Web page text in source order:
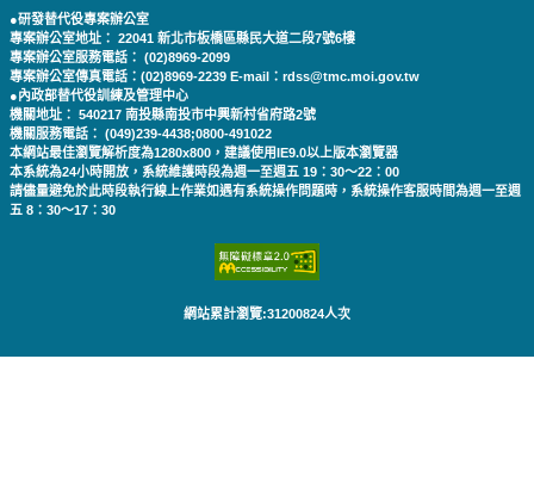
●研發替代役專案辦公室
專案辦公室地址： 22041 新北市板橋區縣民大道二段7號6樓
專案辦公室服務電話： (02)8969-2099
專案辦公室傳真電話：(02)8969-2239 E-mail：rdss@tmc.moi.gov.tw
●內政部替代役訓練及管理中心
機關地址： 540217 南投縣南投市中興新村省府路2號
機關服務電話： (049)239-4438;0800-491022
本網站最佳瀏覽解析度為1280x800，建議使用IE9.0以上版本瀏覽器
本系統為24小時開放，系統維護時段為週一至週五 19：30～22：00
請儘量避免於此時段執行線上作業如遇有系統操作問題時，系統操作客服時間為週一至週
五 8：30～17：30
網站累計瀏覽:31200824人次